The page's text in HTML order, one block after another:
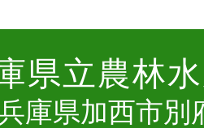
県⽴農林
兵庫県加⻄市